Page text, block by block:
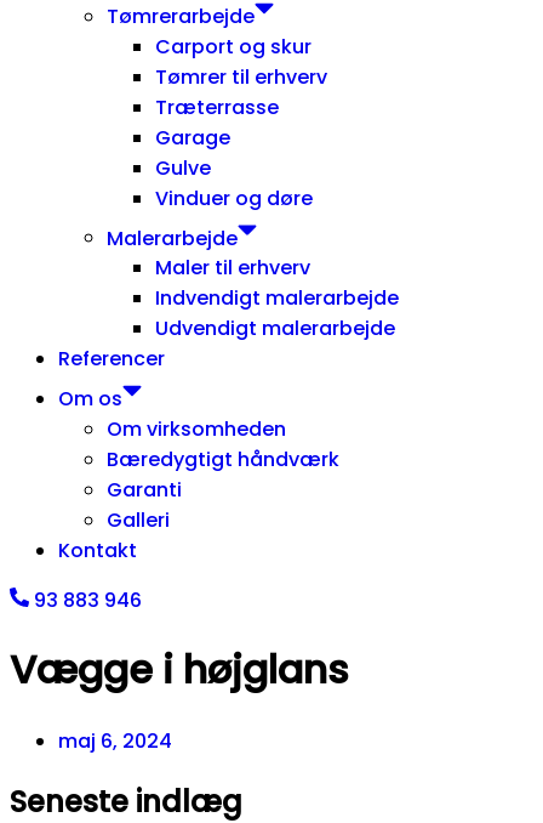
Tømrerarbejde
Carport og skur
Tømrer til erhverv
Træterrasse
Garage
Gulve
Vinduer og døre
Malerarbejde
Maler til erhverv
Indvendigt malerarbejde
Udvendigt malerarbejde
Referencer
Om os
Om virksomheden
Bæredygtigt håndværk
Garanti
Galleri
Kontakt
93 883 946
Vægge i højglans
maj 6, 2024
Seneste indlæg